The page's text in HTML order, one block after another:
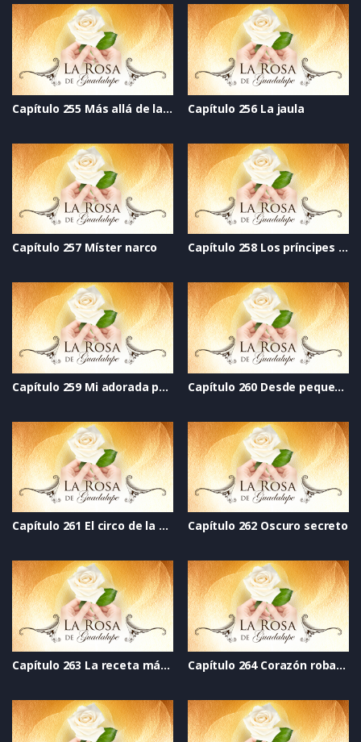
Capítulo 255 Más allá de la aventura Capítulo 256 La jaula
Capítulo 257 Míster narco Capítulo 258 Los príncipes no existen
Capítulo 259 Mi adorada princesa Capítulo 260 Desde pequeños
Capítulo 261 El circo de la vida Capítulo 262 Oscuro secreto
Capítulo 263 La receta mágica Capítulo 264 Corazón robado